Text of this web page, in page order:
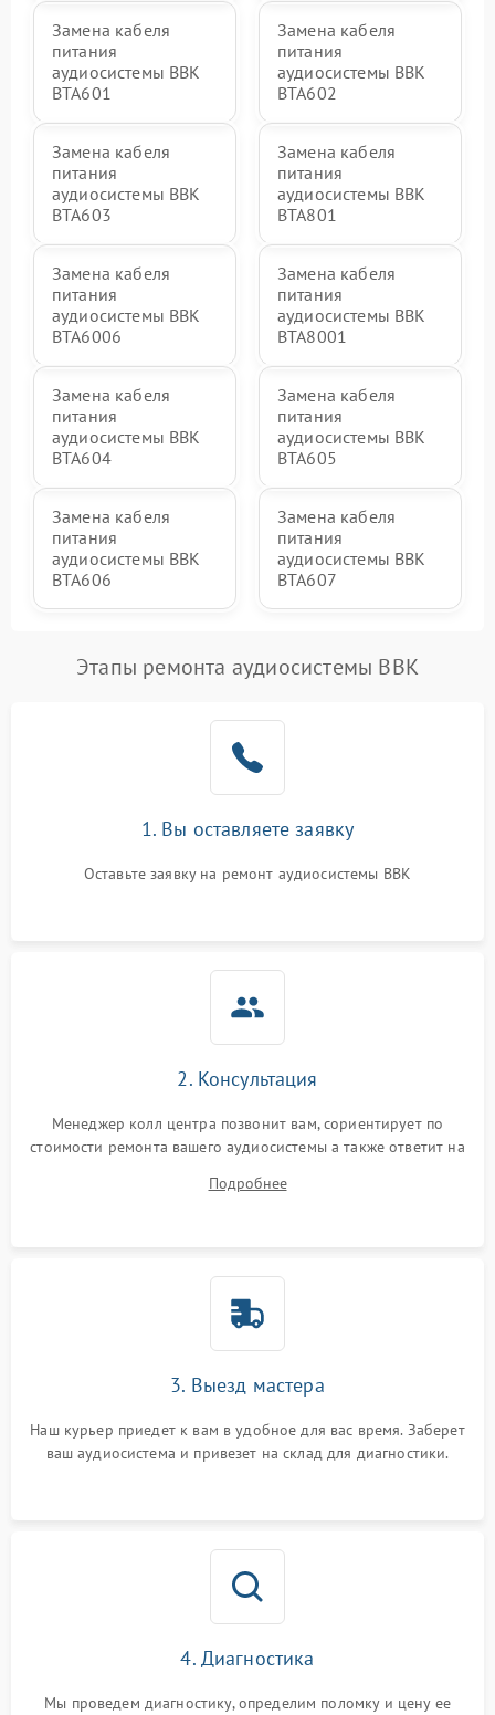
Замена кабеля
питания
аудиосистемы BBK
BTA601
Замена кабеля
питания
аудиосистемы BBK
BTA602
Замена кабеля
питания
аудиосистемы BBK
BTA603
Замена кабеля
питания
аудиосистемы BBK
BTA801
Замена кабеля
питания
аудиосистемы BBK
BTA6006
Замена кабеля
питания
аудиосистемы BBK
BTA8001
Замена кабеля
питания
аудиосистемы BBK
BTA604
Замена кабеля
питания
аудиосистемы BBK
BTA605
Замена кабеля
питания
аудиосистемы BBK
BTA606
Замена кабеля
питания
аудиосистемы BBK
BTA607
Этапы ремонта аудиосистемы BBK
1. Вы оставляете заявку
Оставьте заявку на ремонт аудиосистемы BBK
2. Консультация
Менеджер колл центра позвонит вам, сориентирует по
стоимости ремонта вашего аудиосистемы а также ответит на
Подробнее
3. Выезд мастера
Наш курьер приедет к вам в удобное для вас время. Заберет
ваш аудиосистема и привезет на склад для диагностики.
4. Диагностика
Мы проведем диагностику, определим поломку и цену ее